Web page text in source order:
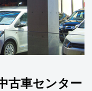
古車センター